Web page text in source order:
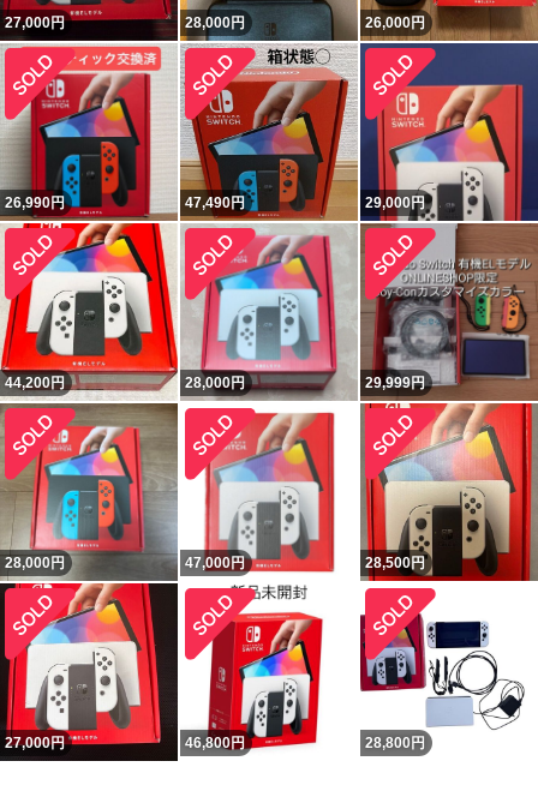
27,000円 28,000円 26,000円
26,990円 47,490円 29,000円
44,200円 28,000円 29,999円
28,000円 47,000円 28,500円
27,000円 46,800円 28,800 円